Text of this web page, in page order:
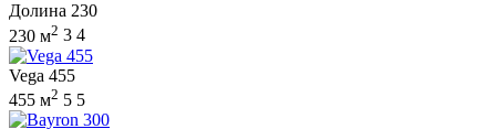
Долина 230
230 м2 3 4
Vega 455
455 м2 5 5